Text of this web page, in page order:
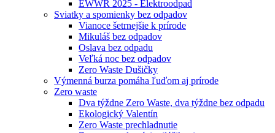
EWWR 2025 - Elektroodpad
Sviatky a spomienky bez odpadov
Vianoce šetrnejšie k prírode
Mikuláš bez odpadov
Oslava bez odpadu
Veľká noc bez odpadov
Zero Waste Dušičky
Výmenná burza pomáha ľuďom aj prírode
Zero waste
Dva týždne Zero Waste, dva týždne bez odpadu
Ekologický Valentín
Zero Waste prechladnutie